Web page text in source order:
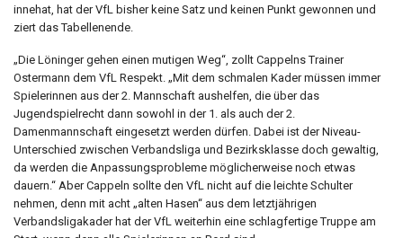
innehat, hat der VfL bisher keine Satz und keinen Punkt gewonnen und
ziert das Tabellenende.
„Die Löninger gehen einen mutigen Weg“, zollt Cappelns Trainer
Ostermann dem VfL Respekt. „Mit dem schmalen Kader müssen immer
Spielerinnen aus der 2. Mannschaft aushelfen, die über das
Jugendspielrecht dann sowohl in der 1. als auch der 2.
Damenmannschaft eingesetzt werden dürfen. Dabei ist der Niveau-
Unterschied zwischen Verbandsliga und Bezirksklasse doch gewaltig,
da werden die Anpassungsprobleme möglicherweise noch etwas
dauern.“ Aber Cappeln sollte den VfL nicht auf die leichte Schulter
nehmen, denn mit acht „alten Hasen“ aus dem letztjährigen
Verbandsligakader hat der VfL weiterhin eine schlagfertige Truppe am